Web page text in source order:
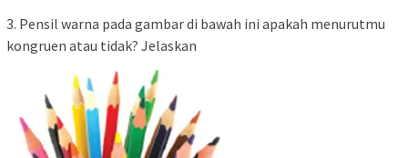
3. Pensil warna pada gambar di bawah ini apakah menurutmu
kongruen atau tidak? Jelaskan